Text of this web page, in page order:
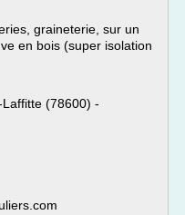
graineterie, sur un
en bois (super isolation
(78600) -